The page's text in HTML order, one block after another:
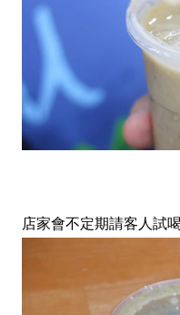
店家會不定期請客人試